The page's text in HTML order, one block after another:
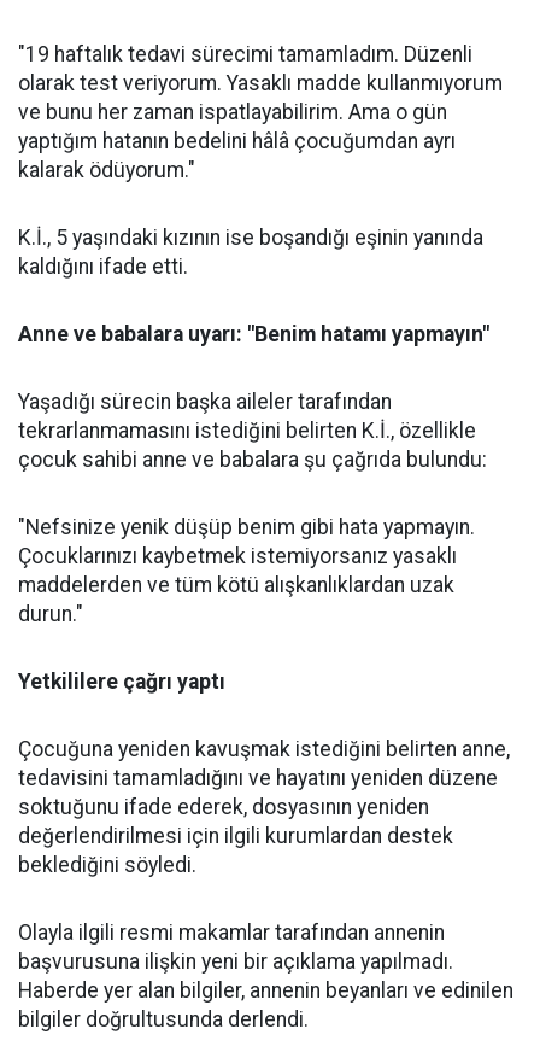
"19 haftalık tedavi sürecimi tamamladım. Düzenli
olarak test veriyorum. Yasaklı madde kullanmıyorum
ve bunu her zaman ispatlayabilirim. Ama o gün
yaptığım hatanın bedelini hâlâ çocuğumdan ayrı
kalarak ödüyorum."
K.İ., 5 yaşındaki kızının ise boşandığı eşinin yanında
kaldığını ifade etti.
Anne ve babalara uyarı: "Benim hatamı yapmayın"
Yaşadığı sürecin başka aileler tarafından
tekrarlanmamasını istediğini belirten K.İ., özellikle
çocuk sahibi anne ve babalara şu çağrıda bulundu:
"Nefsinize yenik düşüp benim gibi hata yapmayın.
Çocuklarınızı kaybetmek istemiyorsanız yasaklı
maddelerden ve tüm kötü alışkanlıklardan uzak
durun."
Yetkililere çağrı yaptı
Çocuğuna yeniden kavuşmak istediğini belirten anne,
tedavisini tamamladığını ve hayatını yeniden düzene
soktuğunu ifade ederek, dosyasının yeniden
değerlendirilmesi için ilgili kurumlardan destek
beklediğini söyledi.
Olayla ilgili resmi makamlar tarafından annenin
başvurusuna ilişkin yeni bir açıklama yapılmadı.
Haberde yer alan bilgiler, annenin beyanları ve edinilen
bilgiler doğrultusunda derlendi.